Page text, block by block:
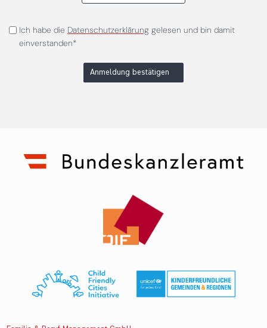
Ich habe die Datenschutzerklärunggelesen und bin damit
einverstanden*
Anmeldung bestätigen